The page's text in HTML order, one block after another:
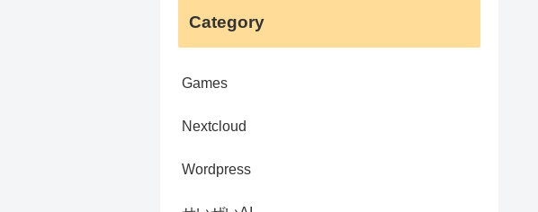
Category
Games
Nextcloud
Wordpress